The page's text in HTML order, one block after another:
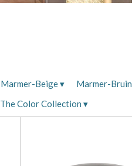
Marmer-Beige▾ Marmer-Bruin
The Color Collection ▾